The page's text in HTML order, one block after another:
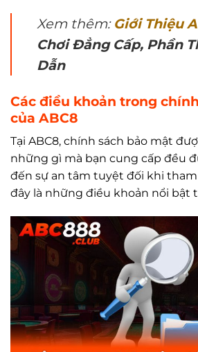
Xem thêm: Giới Thiệu
Chơi Đẳng Cấp, Phần
Dẫn
Các điều khoản trong
của ABC8
Tại ABC8, chính sách bảo mật
những gì mà bạn cung cấp đều
đến sự an tâm tuyệt đối khi tham
đây là những điều khoản nổi bật